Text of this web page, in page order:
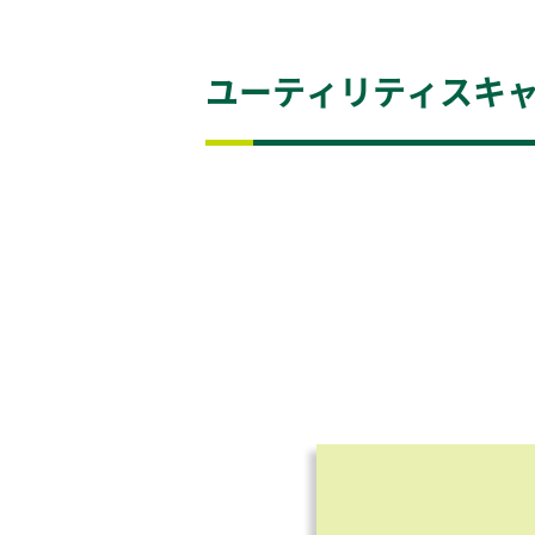
ユーティリティスキ